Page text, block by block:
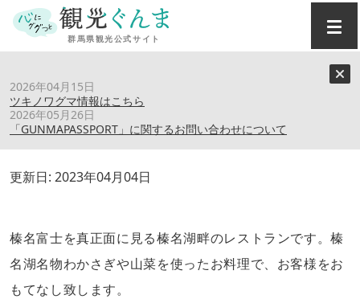
2026年04月15日
ツキノワグマ情報はこちら
2026年05月26日
「GUNMAPASSPORT」に関するお問い合わせについて
レストランふじや
更新日: 2023年04月04日
榛名富士を真正面に見る榛名湖畔のレストランです。榛
名湖名物わかさぎや山菜を使ったお料理で、お客様をお
もてなし致します。